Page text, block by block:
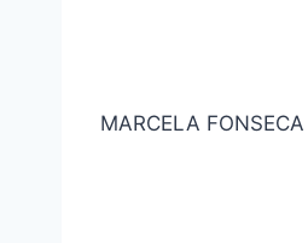
MARCELA FONSECA